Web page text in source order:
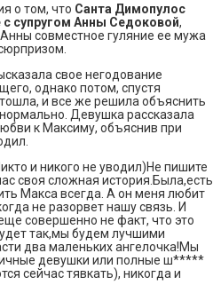
о том, что Санта Димопулос
с супругом Анны Седоковой,
совместное гуляние ее мужа
свое негодование
однако потом, спустя
и все же решила объяснить
Девушка рассказала
к Максиму, объяснив при
и никого не уводил)Не пишите
своя сложная история.Была,есть
Макса всегда. А он меня любит
не разорвет нашу связь. И
совершенно не факт, что это
так,мы будем лучшими
два маленьких ангелочка!Мы
девушки или полные ш*****
сейчас тявкать), никогда и